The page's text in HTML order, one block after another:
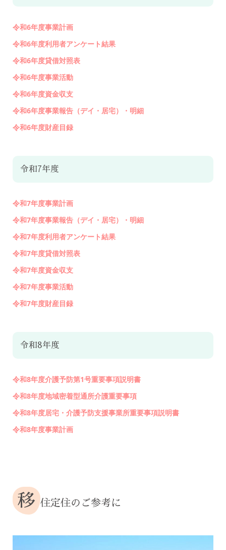
令和6年度事業計画
令和6年度利用者アンケート結果
令和6年度貸借対照表
令和6年度事業活動
令和6年度資金収支
令和6年度事業報告（デイ・居宅）・明細
令和6年度財産目録
令和7年度
令和7年度事業計画
令和7年度事業報告（デイ・居宅）・明細
令和7年度利用者アンケート結果
令和7年度貸借対照表
令和7年度資金収支
令和7年度事業活動
令和7年度財産目録
令和8年度
令和8年度介護予防第1号重要事項説明書
令和8年度地域密着型通所介護重要事項
令和8年度居宅・介護予防支援事業所重要事項説明書
令和8年度事業計画
移 住定住のご参考に